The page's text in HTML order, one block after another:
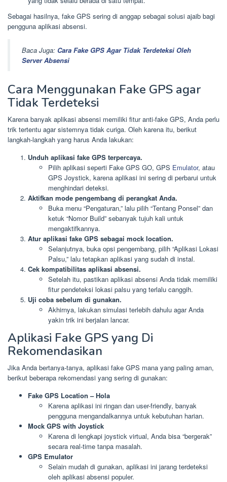
Sebagai hasilnya, fake GPS sering di anggap sebagai solusi ajaib bagi
pengguna aplikasi absensi.
Baca Juga: Cara Fake GPS Agar Tidak Terdeteksi Oleh
Server Absensi
Cara Menggunakan Fake GPS agar
Tidak Terdeteksi
Karena banyak aplikasi absensi memiliki fitur anti-fake GPS, Anda perlu
trik tertentu agar sistemnya tidak curiga. Oleh karena itu, berikut
langkah-langkah yang harus Anda lakukan:
Unduh aplikasi fake GPS terpercaya.
Pilih aplikasi seperti Fake GPS GO, GPS Emulator, atau
GPS Joystick, karena aplikasi ini sering di perbarui untuk
menghindari deteksi.
Aktifkan mode pengembang di perangkat Anda.
Buka menu “Pengaturan,” lalu pilih “Tentang Ponsel” dan
ketuk “Nomor Build” sebanyak tujuh kali untuk
mengaktifkannya.
Atur aplikasi fake GPS sebagai mock location.
Selanjutnya, buka opsi pengembang, pilih “Aplikasi Lokasi
Palsu,” lalu tetapkan aplikasi yang sudah di instal.
Cek kompatibilitas aplikasi absensi.
Setelah itu, pastikan aplikasi absensi Anda tidak memiliki
fitur pendeteksi lokasi palsu yang terlalu canggih.
Uji coba sebelum di gunakan.
Akhirnya, lakukan simulasi terlebih dahulu agar Anda
yakin trik ini berjalan lancar.
Aplikasi Fake GPS yang Di
Rekomendasikan
Jika Anda bertanya-tanya, aplikasi fake GPS mana yang paling aman,
berikut beberapa rekomendasi yang sering di gunakan:
Fake GPS Location – Hola
Karena aplikasi ini ringan dan user-friendly, banyak
pengguna mengandalkannya untuk kebutuhan harian.
Mock GPS with Joystick
Karena di lengkapi joystick virtual, Anda bisa “bergerak”
secara real-time tanpa masalah.
GPS Emulator
Selain mudah di gunakan, aplikasi ini jarang terdeteksi
oleh aplikasi absensi populer.